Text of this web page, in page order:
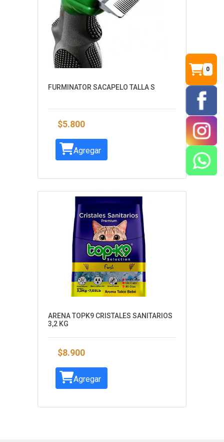
FURMINATOR SACAPELO TALLA S
$5.800
Agregar
ARENA TOPK9 CRISTALES SANITARIOS
3,2 KG
$8.900
Agregar
0